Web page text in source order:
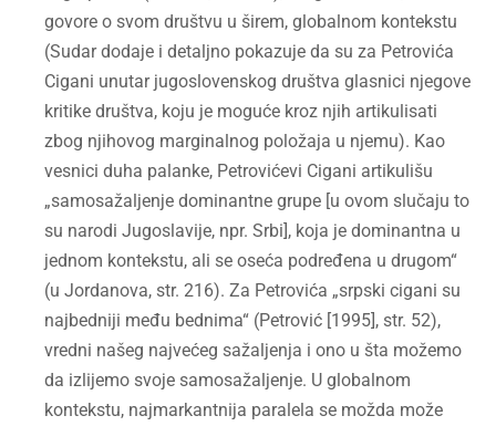
govore o svom društvu u širem, globalnom kontekstu
(Sudar dodaje i detaljno pokazuje da su za Petrovića
Cigani unutar jugoslovenskog društva glasnici njegove
kritike društva, koju je moguće kroz njih artikulisati
zbog njihovog marginalnog položaja u njemu). Kao
vesnici duha palanke, Petrovićevi Cigani artikulišu
„samosažaljenje dominantne grupe [u ovom slučaju to
su narodi Jugoslavije, npr. Srbi], koja je dominantna u
jednom kontekstu, ali se oseća podređena u drugom“
(u Jordanova, str. 216). Za Petrovića „srpski cigani su
najbedniji među bednima“ (Petrović [1995], str. 52),
vredni našeg najvećeg sažaljenja i ono u šta možemo
da izlijemo svoje samosažaljenje. U globalnom
kontekstu, najmarkantnija paralela se možda može